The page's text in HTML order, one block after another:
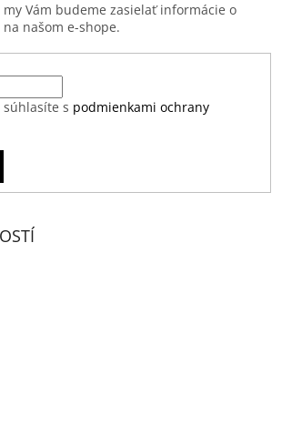
Vám budeme zasielať informácie o
našom e-shope.
s podmienkami ochrany